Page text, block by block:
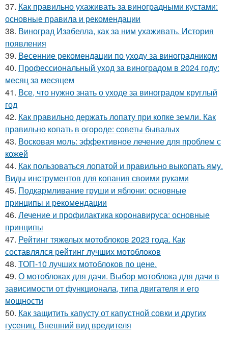
37. Как правильно ухаживать за виноградными кустами:
основные правила и рекомендации
38. Виноград Изабелла, как за ним ухаживать. История
появления
39. Весенние рекомендации по уходу за виноградником
40. Профессиональный уход за виноградом в 2024 году:
месяц за месяцем
41. Все, что нужно знать о уходе за виноградом круглый
год
42. Как правильно держать лопату при копке земли. Как
правильно копать в огороде: советы бывалых
43. Восковая моль: эффективное лечение для проблем с
кожей
44. Как пользоваться лопатой и правильно выкопать яму.
Виды инструментов для копания своими руками
45. Подкармливание груши и яблони: основные
принципы и рекомендации
46. Лечение и профилактика коронавируса: основные
принципы
47. Рейтинг тяжелых мотоблоков 2023 года. Как
составлялся рейтинг лучших мотоблоков
48. ТОП-10 лучших мотоблоков по цене.
49. О мотоблоках для дачи. Выбор мотоблока для дачи в
зависимости от функционала, типа двигателя и его
мощности
50. Как защитить капусту от капустной совки и других
гусениц. Внешний вид вредителя